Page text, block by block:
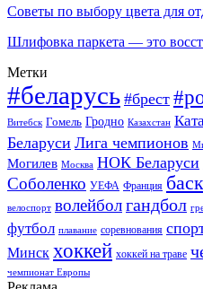
Советы по выбору цвета для
Шлифовка паркета — это
Метки
#беларусь #брест
Витебск Гомель Гродно Казахстан
Беларуси Лига чемпионов
Могилев Москва НОК Беларуси
Соболенко УЕФА Франция
велоспорт волейболгандбол
футбол плавание соревнования
Минск хоккей хоккей на траве
чемпионат Европы